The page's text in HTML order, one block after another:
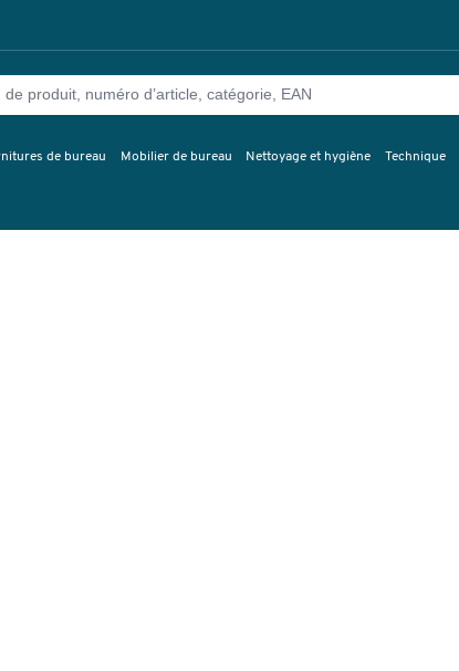
de bureau Mobilier de bureau Nettoyage et hygiène Technique